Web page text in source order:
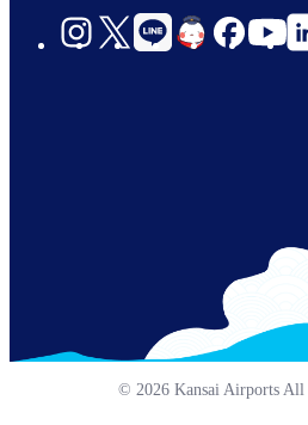
social-
© 2026 Kansai Airports All